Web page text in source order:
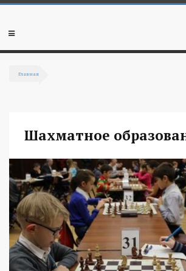
Перейти к основному содержанию
Мобильное
Главная
Шахматное